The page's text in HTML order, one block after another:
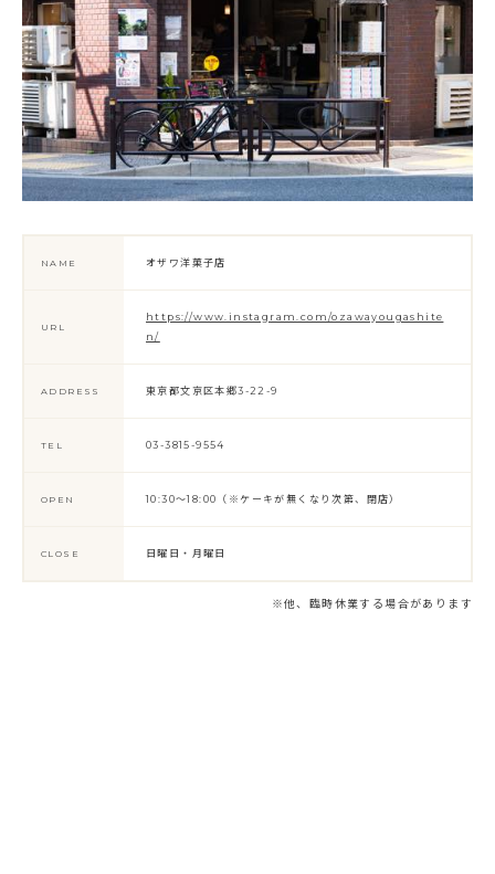
NAME オザワ洋菓子店
URL
https://www.instagram.com/ozawayougashite
n/
ADDRESS 東京都文京区本郷3-22-9
TEL 03-3815-9554
OPEN 10:30～18:00（※ケーキが無くなり次第、閉店）
CLOSE 日曜日・月曜日
※他、臨時休業する場合があります